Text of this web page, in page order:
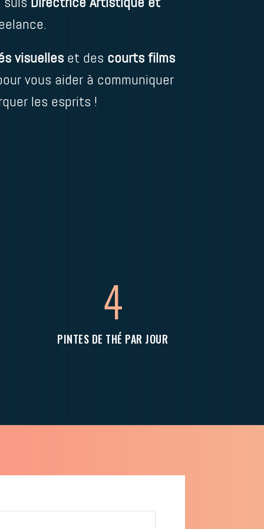
visuelles et des courts films
vous aider à communiquer
les esprits !
4
PINTES DE THÉ PAR JOUR